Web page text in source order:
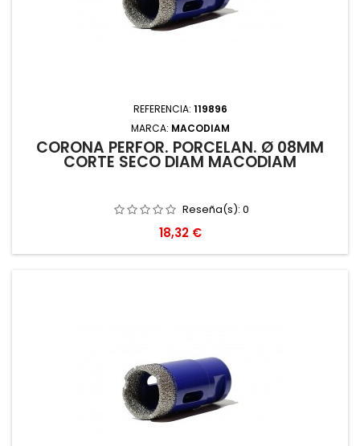
REFERENCIA: 119896
MARCA: MACODIAM
CORONA PERFOR. PORCELAN. Ø 08MM
CORTE SECO DIAM MACODIAM
Reseña(s): 0
Precio
18,32 €